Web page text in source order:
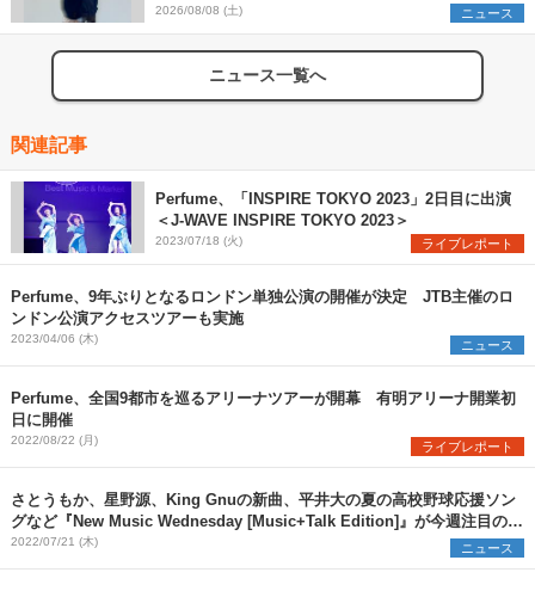
2026/08/08 (土) ニュース
ニュース一覧へ
関連記事
Perfume、「INSPIRE TOKYO 2023」2日目に出演
＜J-WAVE INSPIRE TOKYO 2023＞
2023/07/18 (火) ライブレポート
Perfume、9年ぶりとなるロンドン単独公演の開催が決定 JTB主催のロ
ンドン公演アクセスツアーも実施
2023/04/06 (木) ニュース
Perfume、全国9都市を巡るアリーナツアーが開幕 有明アリーナ開業初
日に開催
2022/08/22 (月) ライブレポート
さとうもか、星野源、King Gnuの新曲、平井大の夏の高校野球応援ソン
グなど『New Music Wednesday [Music+Talk Edition]』が今週注目の新
作13曲を紹介
2022/07/21 (木) ニュース